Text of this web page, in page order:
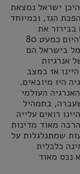
ישראל נמצאת
הגז, ובמיוחד
בבירור את
החשיבות של עצמאות אנרגטית. נכון להיום כמעט 80
בישראל הם
עצמאיים – 70% גז ועוד 10% של אנרגיות
מתחדשות. אם הולכים אחורה ל-2010 היינו אז במצב
היו מיובאים.
העולמי
בתמהיל
רואים עלייה
מאוד מדינות
שמתגלגלות על
כלכלית
נכס מאוד